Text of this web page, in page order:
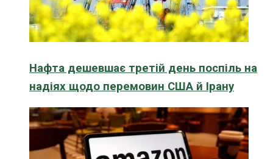
Нафта дешевшає третій день поспіль на
надіях щодо перемовин США й Ірану